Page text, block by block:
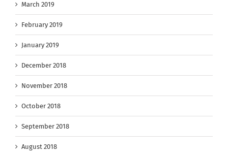
March 2019
February 2019
January 2019
December 2018
November 2018
October 2018
September 2018
August 2018